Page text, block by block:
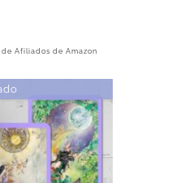
Afiliados de Amazon